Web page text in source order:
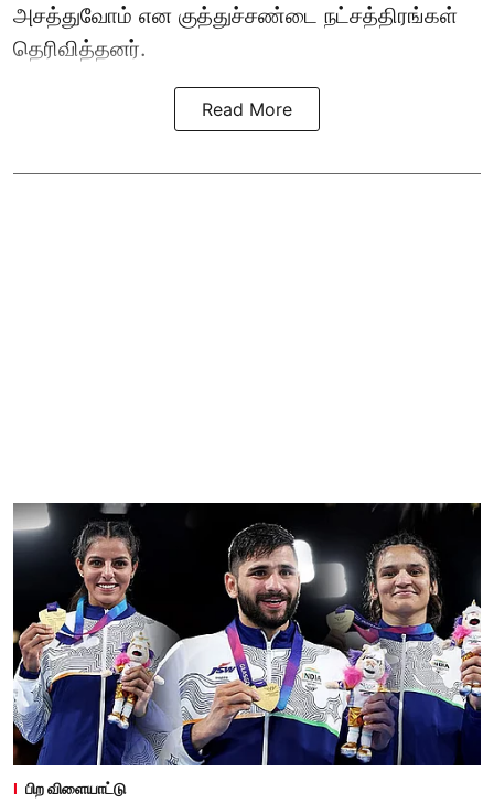
அசத்துவோம் என குத்துச்சண்டை நட்சத்திரங்கள்
தெரிவித்தனர்.
Read More
பிற விளையாட்டு